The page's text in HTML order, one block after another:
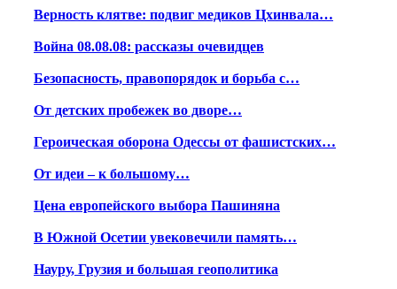
Верность клятве: подвиг медиков Цхинвала…
Война 08.08.08: рассказы очевидцев
Безопасность, правопорядок и борьба с…
От детских пробежек во дворе…
Героическая оборона Одессы от фашистских…
От идеи – к большому…
Цена европейского выбора Пашиняна
В Южной Осетии увековечили память…
Науру, Грузия и большая геополитика